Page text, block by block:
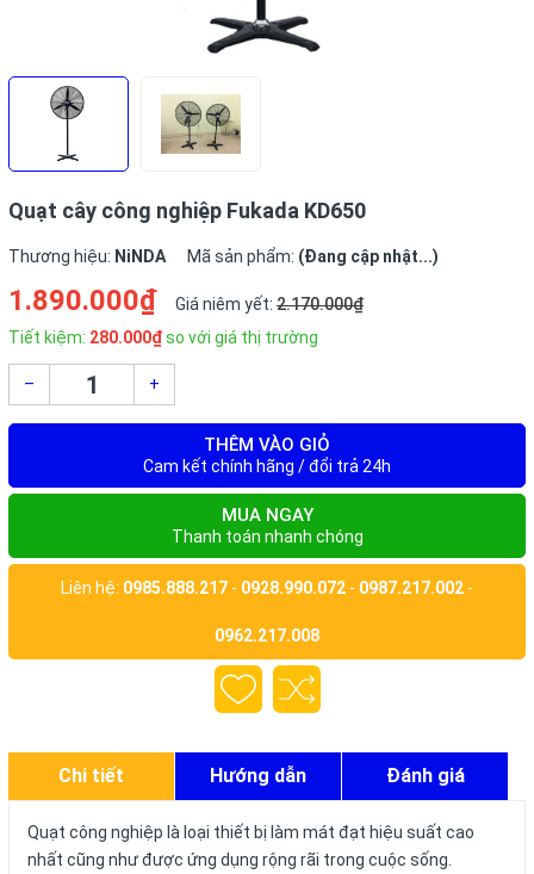
Quạt cây công nghiệp Fukada KD650
Thương hiệu: NiNDA Mã sản phẩm: (Đang cập nhật...)
1.890.000₫ Giá niêm yết: 2.170.000₫
Tiết kiệm: 280.000₫so với giá thị trường
– +
THÊM VÀO GIỎ
Cam kết chính hãng / đổi trả 24h
MUA NGAY
Thanh toán nhanh chóng
Liên hệ: 0985.888.217 - 0928.990.072 - 0987.217.002 -
0962.217.008
Chi tiết Hướng dẫn Đánh giá
Quạt công nghiệp là loại thiết bị làm mát đạt hiệu suất cao
nhất cũng như được ứng dụng rộng rãi trong cuộc sống.